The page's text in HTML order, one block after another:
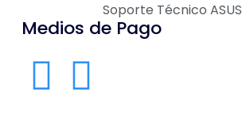
Soporte Técnico ASUS
Medios de Pago